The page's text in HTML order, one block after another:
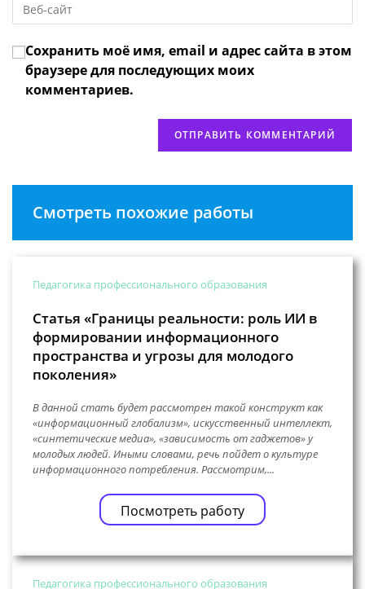
чтобы
прокомментировать
чтобы
URL
веб-
сайта
(необязательно)
Сохранить моё имя, email и адрес сайта в этом
браузере для последующих моих
комментариев.
Смотреть похожие работы
Педагогика профессионального образования
Статья «Границы реальности: роль ИИ в
формировании информационного
пространства и угрозы для молодого
поколения»
В данной стать будет рассмотрен такой конструкт как
«информационный глобализм», искусственный интеллект,
«синтетические медиа», «зависимость от гаджетов» у
молодых людей. Иными словами, речь пойдет о культуре
информационного потребления. Рассмотрим,...
Посмотреть работу
Педагогика профессионального образования